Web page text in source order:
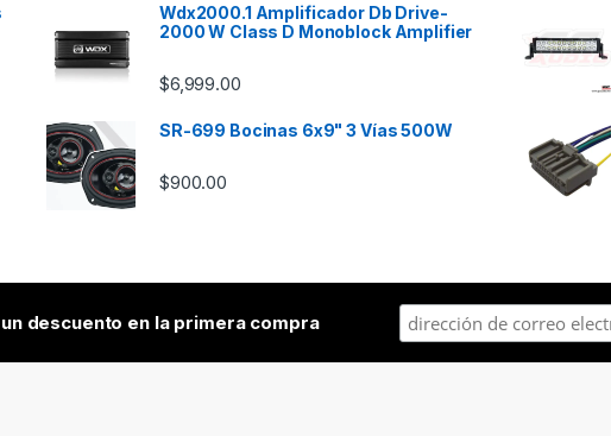
Wdx2000.1 Amplificador Db Drive-
2000 W Class D Monoblock Amplifier
$6,999.00
SR-699 Bocinas 6x9" 3 Vías 500W
$900.00
un descuento en la primera compra